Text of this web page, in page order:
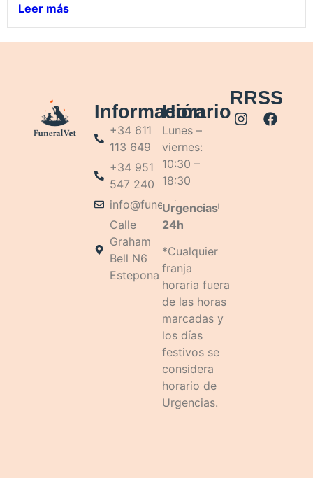
Leer más
Información
+34 611
113 649
+34 951
547 240
info@funeralvet.com
Calle
Graham
Bell N6
Estepona
Horario
Lunes –
viernes:
10:30 –
18:30
Urgencias
24h
*Cualquier
franja
horaria fuera
de las horas
marcadas y
los días
festivos se
considera
horario de
Urgencias.
RRSS